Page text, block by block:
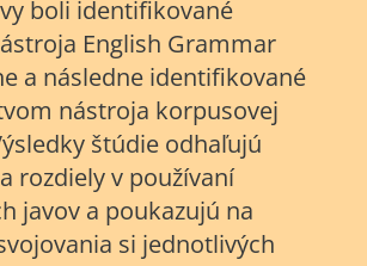
boli identifikované
English Grammar
a následne identifikované
nástroja korpusovej
štúdie odhaľujú
rozdiely v používaní
javov a poukazujú na
si jednotlivých